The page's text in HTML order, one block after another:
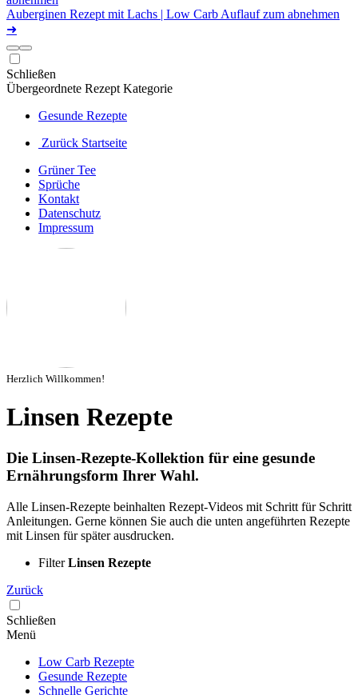
Auberginen Rezept mit Lachs | Low Carb Auflauf zum abnehmen
➜
Schließen
Übergeordnete Rezept Kategorie
Gesunde Rezepte
Zurück Startseite
Grüner Tee
Sprüche
Kontakt
Datenschutz
Impressum
Herzlich Willkommen!
Linsen Rezepte
Die Linsen-Rezepte-Kollektion für eine gesunde
Ernährungsform Ihrer Wahl.
Alle Linsen-Rezepte beinhalten Rezept-Videos mit Schritt für Schritt
Anleitungen. Gerne können Sie auch die unten angeführten Rezepte
mit Linsen für später ausdrucken.
FilterLinsen Rezepte
Zurück
Schließen
Menü
Low Carb Rezepte
Gesunde Rezepte
Schnelle Gerichte